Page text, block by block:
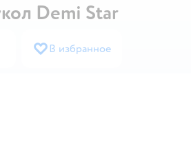
Demi Star
В избранное